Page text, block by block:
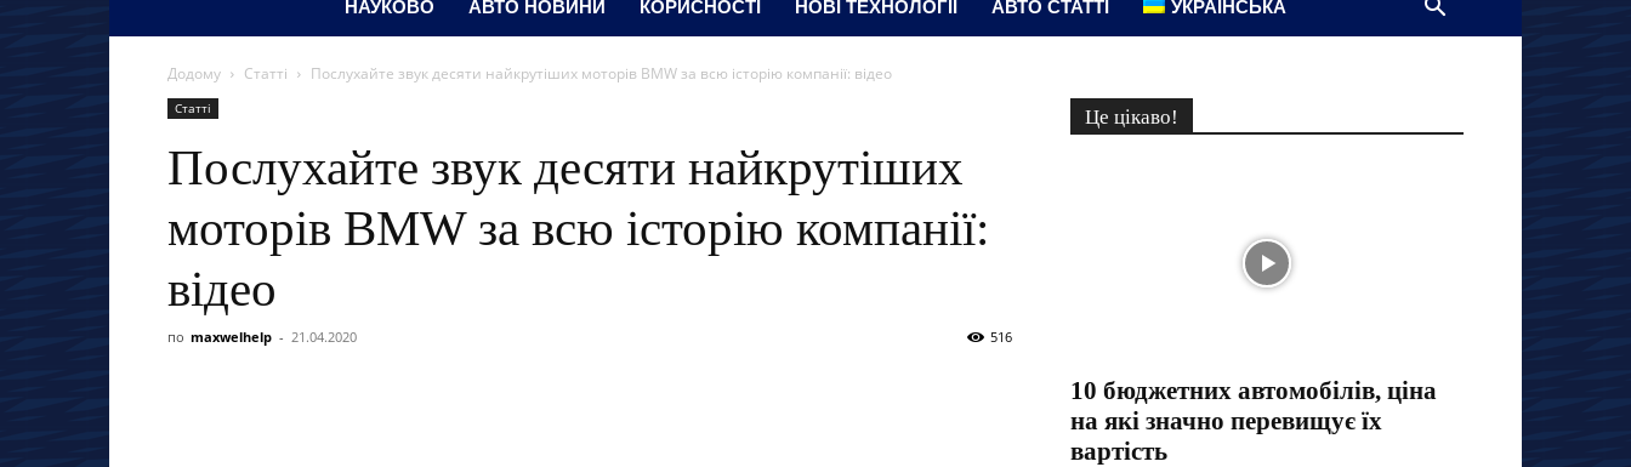
НАУКОВО АВТО НОВИНИ КОРИСНОСТІ НОВІ ТЕХНОЛОГІЇ АВТО СТАТТІ УКРАЇНСЬКА
Додому Статті Послухайте звук десяти найкрутіших моторів BMW за всю історію компанії: відео
Статті
Послухайте звук десяти найкрутіших
моторів BMW за всю історію компанії:
відео
по maxwelhelp - 21.04.2020 516
Це цікаво!
10 бюджетних автомобілів, ціна
на які значно перевищує їх
вартість